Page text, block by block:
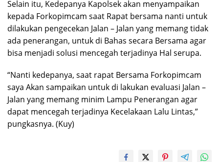
Selain itu, Kedepanya Kapolsek akan menyampaikan
kepada Forkopimcam saat Rapat bersama nanti untuk
dilakukan pengecekan Jalan – Jalan yang memang tidak
ada penerangan, untuk di Bahas secara Bersama agar
bisa menjadi solusi mencegah terjadinya Hal serupa.
“Nanti kedepanya, saat rapat Bersama Forkopimcam
saya Akan sampaikan untuk di lakukan evaluasi Jalan –
Jalan yang memang minim Lampu Penerangan agar
dapat mencegah terjadinya Kecelakaan Lalu Lintas,”
pungkasnya. (Kuy)